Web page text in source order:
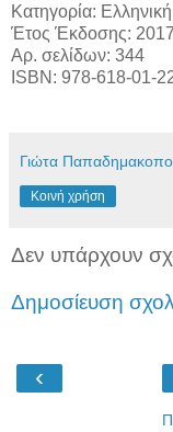
Κατηγορία:
Έτος Έκδοσης: 2017
Αρ. σελίδων: 344
ISBN: 978-618-01-
Γιώτα
Κοινή χρήση
Δεν υπάρχουν
Δημοσίευση
‹